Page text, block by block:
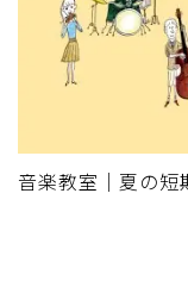
音楽教室｜夏の短